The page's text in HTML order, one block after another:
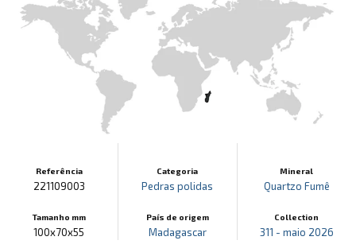
Referência
221109003
Tamanho mm
100x70x55
Categoria
Pedras polidas
País de origem
Madagascar
Mineral
Quartzo Fumê
Collection
311 - maio 2026